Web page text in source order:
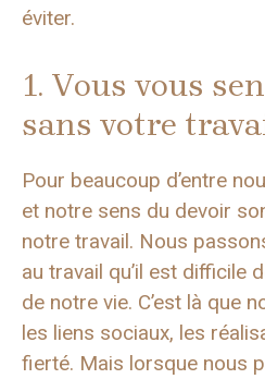
éviter.
1. Vous vous
sans votre
Pour beaucoup d’entre
et notre sens du devoir
notre travail. Nous
au travail qu’il est difficile
de notre vie. C’est là que
les liens sociaux, les
fierté. Mais lorsque nous